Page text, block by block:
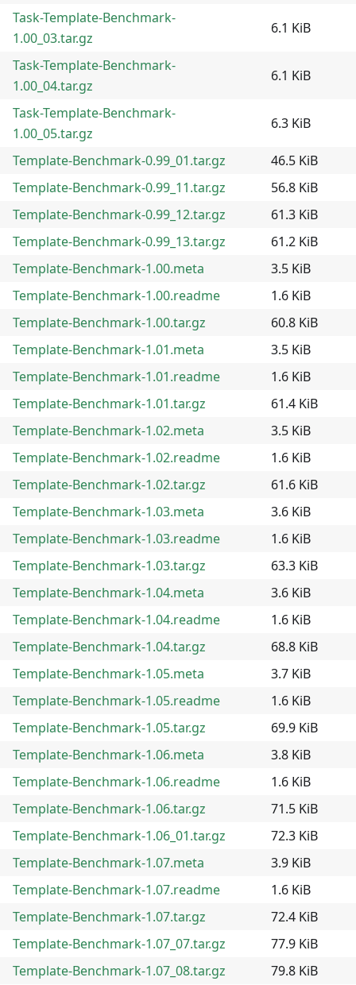
Task-Template-Benchmark-
1.00_03.tar.gz
6.1 KiB
Task-Template-Benchmark-
1.00_04.tar.gz
6.1 KiB
Task-Template-Benchmark-
1.00_05.tar.gz
6.3 KiB
Template-Benchmark-0.99_01.tar.gz
46.5 KiB
Template-Benchmark-0.99_11.tar.gz
56.8 KiB
Template-Benchmark-0.99_12.tar.gz
61.3 KiB
Template-Benchmark-0.99_13.tar.gz
61.2 KiB
Template-Benchmark-1.00.meta
3.5 KiB
Template-Benchmark-1.00.readme
1.6 KiB
Template-Benchmark-1.00.tar.gz
60.8 KiB
Template-Benchmark-1.01.meta
3.5 KiB
Template-Benchmark-1.01.readme
1.6 KiB
Template-Benchmark-1.01.tar.gz
61.4 KiB
Template-Benchmark-1.02.meta
3.5 KiB
Template-Benchmark-1.02.readme
1.6 KiB
Template-Benchmark-1.02.tar.gz
61.6 KiB
Template-Benchmark-1.03.meta
3.6 KiB
Template-Benchmark-1.03.readme
1.6 KiB
Template-Benchmark-1.03.tar.gz
63.3 KiB
Template-Benchmark-1.04.meta
3.6 KiB
Template-Benchmark-1.04.readme
1.6 KiB
Template-Benchmark-1.04.tar.gz
68.8 KiB
Template-Benchmark-1.05.meta
3.7 KiB
Template-Benchmark-1.05.readme
1.6 KiB
Template-Benchmark-1.05.tar.gz
69.9 KiB
Template-Benchmark-1.06.meta
3.8 KiB
Template-Benchmark-1.06.readme
1.6 KiB
Template-Benchmark-1.06.tar.gz
71.5 KiB
Template-Benchmark-1.06_01.tar.gz
72.3 KiB
Template-Benchmark-1.07.meta
3.9 KiB
Template-Benchmark-1.07.readme
1.6 KiB
Template-Benchmark-1.07.tar.gz
72.4 KiB
Template-Benchmark-1.07_07.tar.gz
77.9 KiB
Template-Benchmark-1.07_08.tar.gz
79.8 KiB